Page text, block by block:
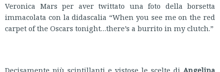
Veronica Mars per aver twittato una foto della borsetta
immacolata con la didascalia “When you see me on the red
carpet of the Oscars tonight…there’s a burrito in my clutch.”
Decisamente più scintillanti e vistose le scelte di Angelina